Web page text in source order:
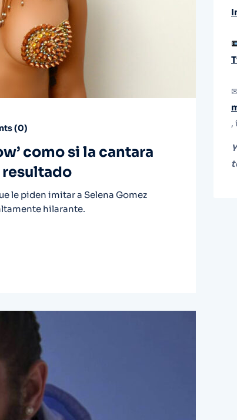
(0)
como si la cantara
resultado
le piden imitar a Selena Gomez
hilarante.
,